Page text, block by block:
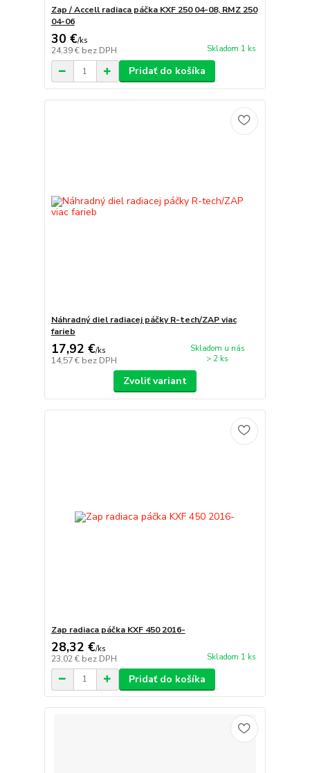
Zap / Accell radiaca páčka KXF 250 04-08, RMZ 250
04-06
30 €/ks
24,39 € bez DPH Skladom 1 ks
Pridať do košíka
Náhradný diel radiacej páčky R-tech/ZAP viac
farieb
17,92 €/ks
14,57 € bez DPH
Skladom u nás
> 2 ks
Zvoliť variant
Zap radiaca páčka KXF 450 2016-
28,32 €/ks
23,02 € bez DPH Skladom 1 ks
Pridať do košíka